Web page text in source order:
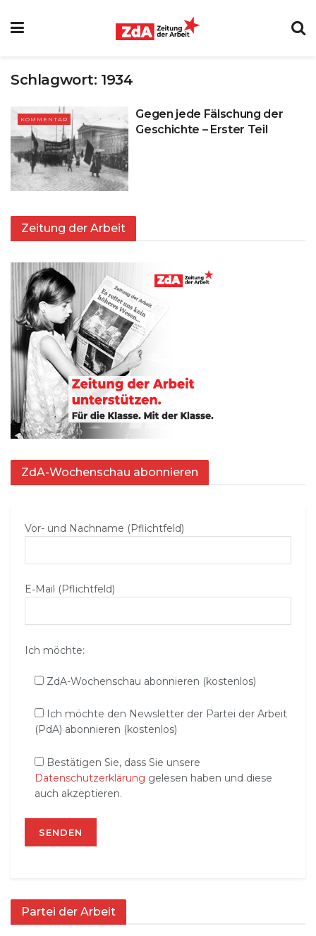
Schlagwort: 1934
KOMMENTAR
Gegen jede Fälschung der
Geschichte – Erster Teil
Zeitung der Arbeit
ZdA-Wochenschau abonnieren
Vor- und Nachname (Pflichtfeld)
E‑Mail (Pflichtfeld)
Ich möchte:
ZdA-Wochenschau abonnieren (kostenlos)
Ich möchte den Newsletter der Partei der Arbeit
(PdA) abonnieren (kostenlos)
Bestätigen Sie, dass Sie unsere
Datenschutzerklärung gelesen haben und diese
auch akzeptieren.
Partei der Arbeit